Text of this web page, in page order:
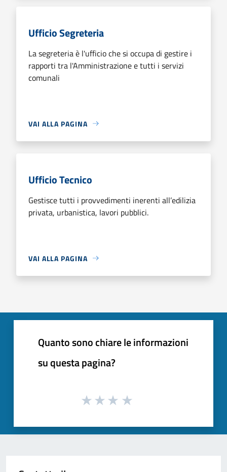
Ufficio Segreteria
La segreteria è l'ufficio che si occupa di gestire i
rapporti tra l'Amministrazione e tutti i servizi
comunali
VAI ALLA PAGINA
Ufficio Tecnico
Gestisce tutti i provvedimenti inerenti all’edilizia
privata, urbanistica, lavori pubblici.
VAI ALLA PAGINA
Quanto sono chiare le informazioni
su questa pagina?